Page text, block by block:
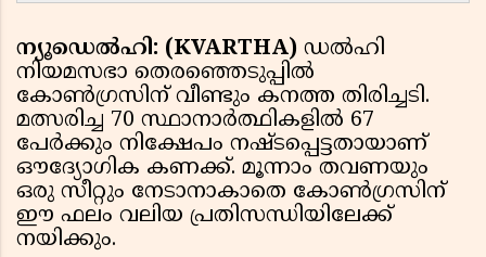
ന്യൂഡെൽഹി: (KVARTHA) ഡൽഹി
നിയമസഭാ തെരഞ്ഞെടുപ്പിൽ
കോൺഗ്രസിന് വീണ്ടും കനത്ത തിരിച്ചടി.
മത്സരിച്ച 70 സ്ഥാനാർത്ഥികളിൽ 67
പേർക്കും നിക്ഷേപം നഷ്ടപ്പെട്ടതായാണ്
ഔദ്യോഗിക കണക്ക്. മൂന്നാം തവണയും
ഒരു സീറ്റും നേടാനാകാതെ കോൺഗ്രസിന്
ഈ ഫലം വലിയ പ്രതിസന്ധിയിലേക്ക്
നയിക്കും.